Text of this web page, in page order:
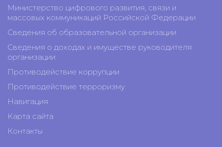
Министерство цифрового развития, связи и
массовых коммуникаций Российской Федерации
Сведения об образовательной организации
Сведения о доходах и имуществе руководителя
организации
Противодействие коррупции
Противодействие терроризму
Навигация
Карта сайта
Контакты